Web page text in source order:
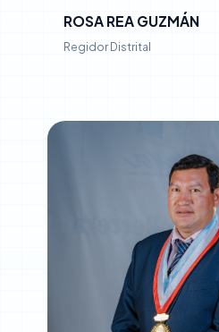
ROSA REA GUZMÁN
Regidor Distrital